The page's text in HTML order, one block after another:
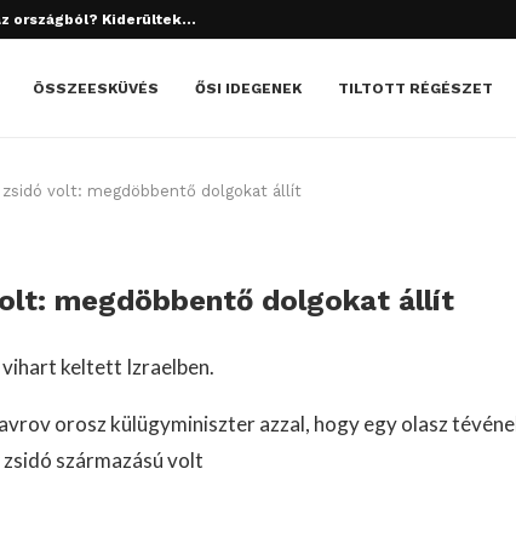
országból? Kiderültek...
ÖSSZEESKÜVÉS ŐSI IDEGENEK TILTOTT RÉGÉSZET
volt: megdöbbentő dolgokat állít
megdöbbentő dolgokat állít
keltett Izraelben.
orosz külügyminiszter azzal, hogy egy olasz
származású volt